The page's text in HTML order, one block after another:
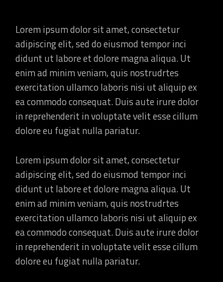
Lorem ipsum dolor sit amet, consectetur
adipiscing elit, sed do eiusmod tempor inci
didunt ut labore et dolore magna aliqua. Ut
enim ad minim veniam, quis nostrudrtes
exercitation ullamco laboris nisi ut aliquip ex
ea commodo consequat. Duis aute irure dolor
in reprehenderit in voluptate velit esse cillum
dolore eu fugiat nulla pariatur.
Lorem ipsum dolor sit amet, consectetur
adipiscing elit, sed do eiusmod tempor inci
didunt ut labore et dolore magna aliqua. Ut
enim ad minim veniam, quis nostrudrtes
exercitation ullamco laboris nisi ut aliquip ex
ea commodo consequat. Duis aute irure dolor
in reprehenderit in voluptate velit esse cillum
dolore eu fugiat nulla pariatur.